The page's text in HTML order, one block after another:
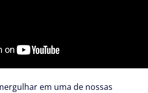
em uma de nossas